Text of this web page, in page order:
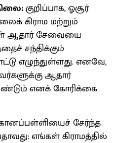
குறிப்பாக, ஓசூர்
கிராம மற்றும்
ஆதார் சேவையை
சந்திக்கும்
எழுந்துள்ளது. எனவே,
ஆதார்
எனக் கோரிக்கை
சேர்ந்த
எங்கள் கிராமத்தில்